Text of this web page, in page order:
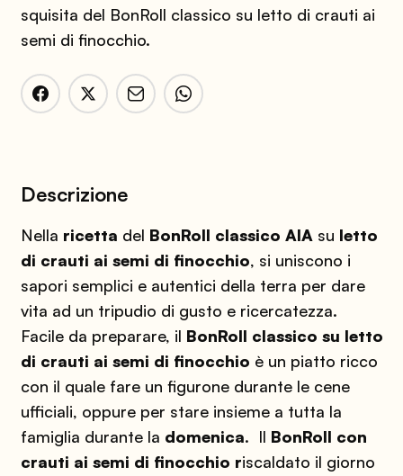
squisita del BonRoll classico su letto di crauti ai
semi di finocchio.
Descrizione
Nella ricetta del BonRoll classico AIA su letto
di crauti ai semi di finocchio, si uniscono i
sapori semplici e autentici della terra per dare
vita ad un tripudio di gusto e ricercatezza.
Facile da preparare, il BonRoll classico su letto
di crauti ai semi di finocchio è un piatto ricco
con il quale fare un figurone durante le cene
ufficiali, oppure per stare insieme a tutta la
famiglia durante la domenica. Il BonRoll con
crauti ai semi di finocchio riscaldato il giorno